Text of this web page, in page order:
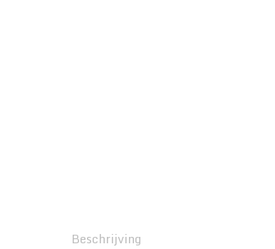
Beschrijving